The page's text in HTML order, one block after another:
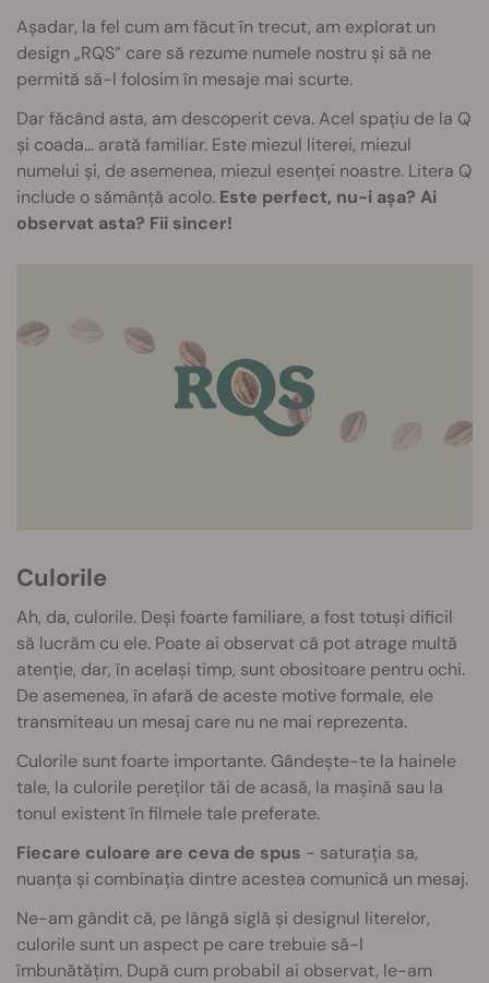
Așadar, la fel cum am făcut în trecut, am explorat un
design „RQS” care să rezume numele nostru și să ne
permită să-l folosim în mesaje mai scurte.
Dar făcând asta, am descoperit ceva. Acel spațiu de la Q
și coada... arată familiar. Este miezul literei, miezul
numelui și, de asemenea, miezul esenței noastre. Litera Q
include o sămânță acolo. Este perfect, nu-i așa? Ai
observat asta? Fii sincer!
Culorile
Ah, da, culorile. Deși foarte familiare, a fost totuși dificil
să lucrăm cu ele. Poate ai observat că pot atrage multă
atenție, dar, în același timp, sunt obositoare pentru ochi.
De asemenea, în afară de aceste motive formale, ele
transmiteau un mesaj care nu ne mai reprezenta.
Culorile sunt foarte importante. Gândește-te la hainele
tale, la culorile pereților tăi de acasă, la mașină sau la
tonul existent în filmele tale preferate.
Fiecare culoare are ceva de spus - saturația sa,
nuanța și combinația dintre acestea comunică un mesaj.
Ne-am gândit că, pe lângă siglă și designul literelor,
culorile sunt un aspect pe care trebuie să-l
îmbunătățim. După cum probabil ai observat, le-am